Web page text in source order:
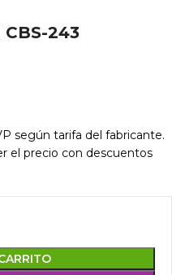
243
según tarifa del fabricante.
el precio con descuentos